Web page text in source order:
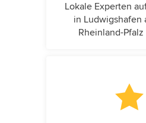
Lokale Experten
in Ludwigshafen
Rheinland-